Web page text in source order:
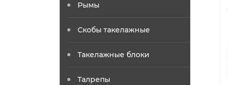
Рымы
Скобы такелажные
Такелажные блоки
Талрепы